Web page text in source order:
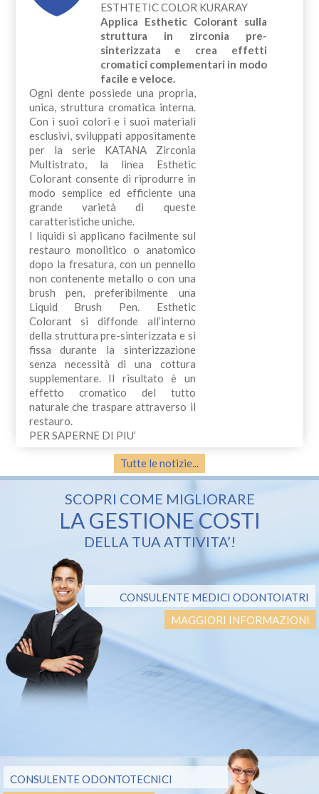
ESTHTETIC COLOR KURARAY
Applica Esthetic Colorant sulla
struttura in zirconia pre-
sinterizzata e crea effetti
cromatici complementari in modo
facile e veloce.
Ogni dente possiede una propria,
unica, struttura cromatica interna.
Con i suoi colori e i suoi materiali
esclusivi, sviluppati appositamente
per la serie KATANA Zirconia
Multistrato, la linea Esthetic
Colorant consente di riprodurre in
modo semplice ed efficiente una
grande varietà di queste
caratteristiche uniche.
I liquidi si applicano facilmente sul
restauro monolitico o anatomico
dopo la fresatura, con un pennello
non contenente metallo o con una
brush pen, preferibilmente una
Liquid Brush Pen. Esthetic
Colorant si diffonde all’interno
della struttura pre-sinterizzata e si
fissa durante la sinterizzazione
senza necessità di una cottura
supplementare. Il risultato è un
effetto cromatico del tutto
naturale che traspare attraverso il
restauro.
PER SAPERNE DI PIU’
Tutte le notizie...
SCOPRI COME MIGLIORARE
LA GESTIONE COSTI
DELLA TUA ATTIVITA’!
CONSULENTE MEDICI ODONTOIATRI
MAGGIORI INFORMAZIONI
CONSULENTE ODONTOTECNICI